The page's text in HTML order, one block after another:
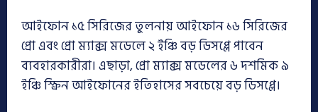
আইফোন ১৫ সিরিজের তুলনায় আইফোন ১৬ সিরিজের
প্রো এবং প্রো ম্যাক্স মডেলে ২ ইঞ্চি বড় ডিসপ্লে পাবেন
ব্যবহারকারীরা। এছাড়া, প্রো ম্যাক্স মডেলের ৬ দশমিক ৯
ইঞ্চি স্ক্রিন আইফোনের ইতিহাসের সবচেয়ে বড় ডিসপ্লে।